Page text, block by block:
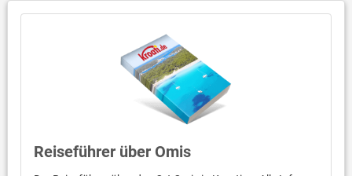
Reiseführer über Omis